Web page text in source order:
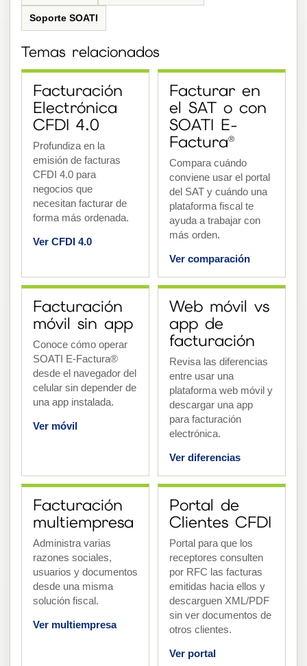
Soporte SOATI
Temas relacionados
Facturación
Electrónica
CFDI 4.0
Profundiza en la
emisión de facturas
CFDI 4.0 para
negocios que
necesitan facturar de
forma más ordenada.
Ver CFDI 4.0
Facturar en
el SAT o con
SOATI E-
Factura®
Compara cuándo
conviene usar el portal
del SAT y cuándo una
plataforma fiscal te
ayuda a trabajar con
más orden.
Ver comparación
Facturación
móvil sin app
Conoce cómo operar
SOATI E-Factura®
desde el navegador del
celular sin depender de
una app instalada.
Ver móvil
Web móvil vs
app de
facturación
Revisa las diferencias
entre usar una
plataforma web móvil y
descargar una app
para facturación
electrónica.
Ver diferencias
Facturación
multiempresa
Administra varias
razones sociales,
usuarios y documentos
desde una misma
solución fiscal.
Ver multiempresa
Portal de
Clientes CFDI
Portal para que los
receptores consulten
por RFC las facturas
emitidas hacia ellos y
descarguen XML/PDF
sin ver documentos de
otros clientes.
Ver portal